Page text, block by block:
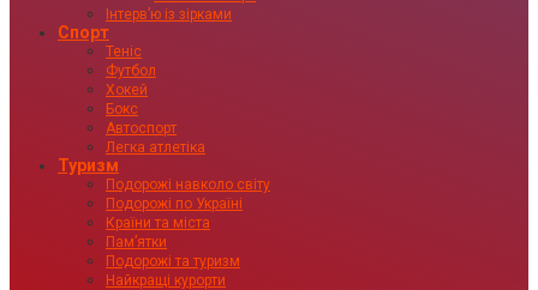
Інтервʼю із зірками
Спорт
Теніс
Футбол
Хокей
Бокс
Автоспорт
Легка атлетіка
Туризм
Подорожі навколо світу
Подорожі по Україні
Країни та міста
Пам’ятки
Подорожі та туризм
Найкращі курорти